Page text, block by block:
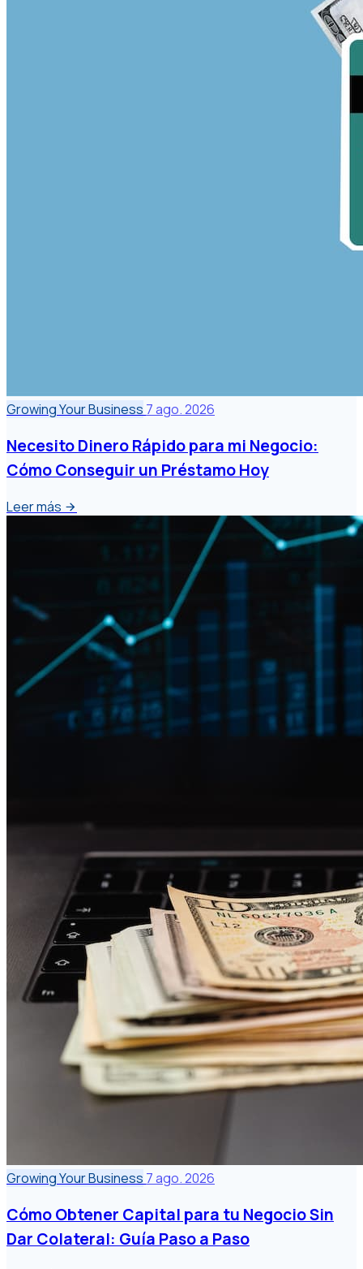
Growing Your Business 7 ago. 2026
Necesito Dinero Rápido para mi Negocio:
Cómo Conseguir un Préstamo Hoy
Leer más
Growing Your Business 7 ago. 2026
Cómo Obtener Capital para tu Negocio Sin
Dar Colateral: Guía Paso a Paso